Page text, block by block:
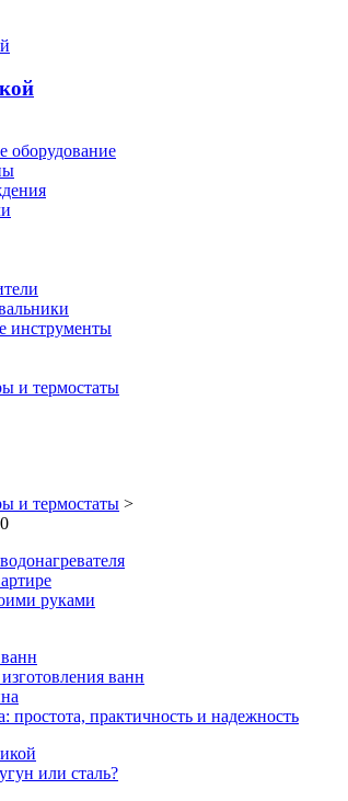
оборудование
инструменты
и термостаты
и термостаты >
руками
ванн
простота, практичность и надежность
или сталь?